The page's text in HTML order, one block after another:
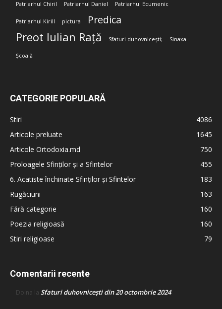
Patriarhul Chiril Patriarhul Daniel Patriarhul Ecumenic
Patriarhul Kirill pictura Predica
Preot Iulian Rață Sfaturi duhovnicești; Sinaxa
Școală
CATEGORIE POPULARĂ
Stiri
4086
Articole preluate
1645
Articole Ortodoxia.md
750
Proloagele Sfinților și a Sfintelor
455
6. Acatiste închinate Sfinților și Sfintelor
183
Rugăciuni
163
Fără categorie
160
Poezia religioasă
160
Stiri religioase
79
Comentarii recente
Doina la Sfaturi duhovnicești din 20 octombrie 2024